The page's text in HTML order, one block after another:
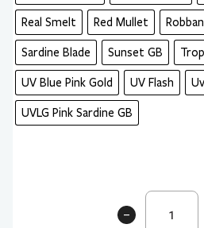
Real Smelt Red Mullet Robban
Sardine Blade Sunset GB
UV Blue Pink Gold UV Flash
UVLG Pink Sardine GB
Beach
-